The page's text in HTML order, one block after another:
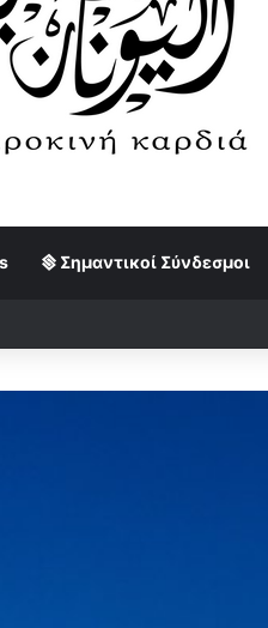
Σημαντικοί Σύνδεσμοι